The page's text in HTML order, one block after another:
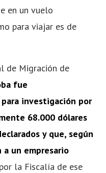
en un vuelo
para viajar es de
de Migración de
fue
investigación por
68.000 dólares
y que, según
un empresario
la Fiscalía de ese